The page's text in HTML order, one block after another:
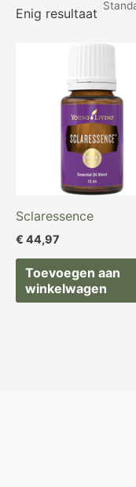
Enig resultaat
Sclaressence
€ 44,97
Toevoegen aan
winkelwagen